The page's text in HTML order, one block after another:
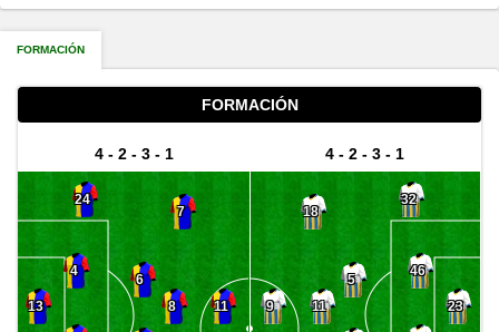
FORMACIÓN
FORMACIÓN
4 - 2 - 3 - 1
13
24
4
6
7
8 11
4 - 2 - 3 - 1
23
32
46
5
18
11
9